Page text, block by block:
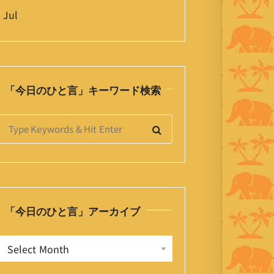
Jul
「今日のひと言」キーワード検索
「今日のひと言」アーカイブ
Select Month